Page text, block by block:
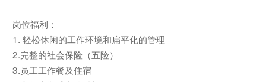
岗位福利：
1. 轻松休闲的工作环境和扁平化的管理
2.完整的社会保险（五险）
3.员工工作餐及住宿